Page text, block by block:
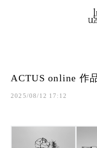
ACTUS online 作
2025/08/12 17:12